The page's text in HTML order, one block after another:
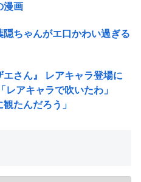
漫画
隠ちゃんがエ口かわい過ぎる
エさん』 レアキャラ登場に
レアキャラで吹いたわ」
観たんだろう」